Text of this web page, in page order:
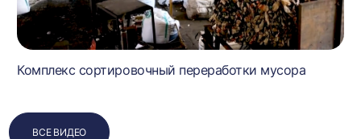
Комплекс сортировочный переработки мусора
ВСЕ ВИДЕО